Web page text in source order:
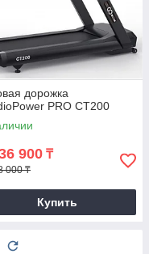
дорожка
PRO CT200
900 ₸
000 ₸
Купить